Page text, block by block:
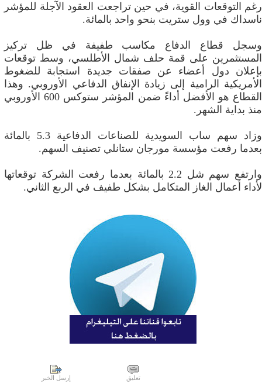
رغم التوقعات القوية، في حين تراجعت العقود الآجلة للمؤشر
ناسداك في وول ستريت بنحو واحد بالمائة.
وسجل قطاع الدفاع مكاسب طفيفة في ظل تركيز
المستثمرين على قمة حلف شمال الأطلسي، وسط توقعات
بإعلان دول أعضاء عن صفقات جديدة استجابة للضغوط
الأمريكية الرامية إلى زيادة الإنفاق الدفاعي الأوروبي. وهذا
القطاع هو الأفضل أداءً ضمن المؤشر ستوكس 600 الأوروبي
منذ بداية الشهر.
وزاد سهم ساب السويدية للصناعات الدفاعية 5.3 بالمائة
بعدما رفعت مؤسسة مورجان ستانلي تصنيف السهم.
وارتفع سهم شل 2.2 بالمائة بعدما رفعت الشركة توقعاتها
لأداء أعمال الغاز المتكامل بشكل طفيف في الربع الثاني.
تعليق إرسل الخبر